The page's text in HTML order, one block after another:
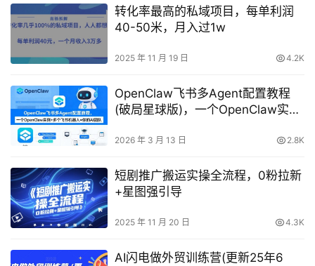
转化率最高的私域项目，每单利润
40-50米，月入过1w
2025 年 11 月 19 日 4.2K
OpenClaw飞书多Agent配置教程
(破局星球版)，一个OpenClaw实例
2026 年 3 月 13 日 2.8K
短剧推广搬运实操全流程，0粉拉新
+星图强引导
2025 年 11 月 20 日 4.3K
AI闪电做外贸训练营(更新25年6